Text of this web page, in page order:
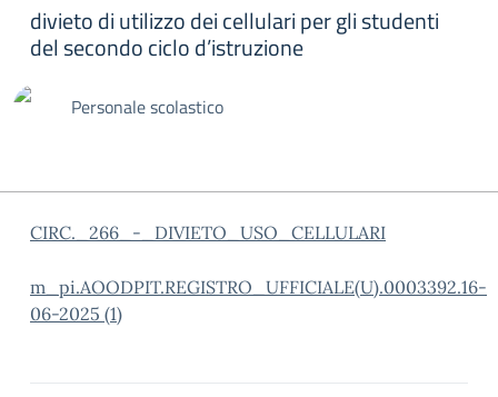
divieto di utilizzo dei cellulari per gli studenti
del secondo ciclo d’istruzione
Personale scolastico
CIRC._266_-_DIVIETO_USO_CELLULARI
m_pi.AOODPIT.REGISTRO_UFFICIALE(U).0003392.16-
06-2025 (1)